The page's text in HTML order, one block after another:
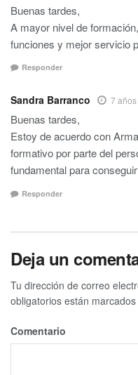
Buenas tardes,
A mayor nivel de
funciones y mejor servicio
Responder
Sandra Barranco 7
Buenas tardes,
Estoy de acuerdo con
formativo por parte del
fundamental para
Responder
Deja un
Tu dirección de correo
obligatorios están marcados
Comentario